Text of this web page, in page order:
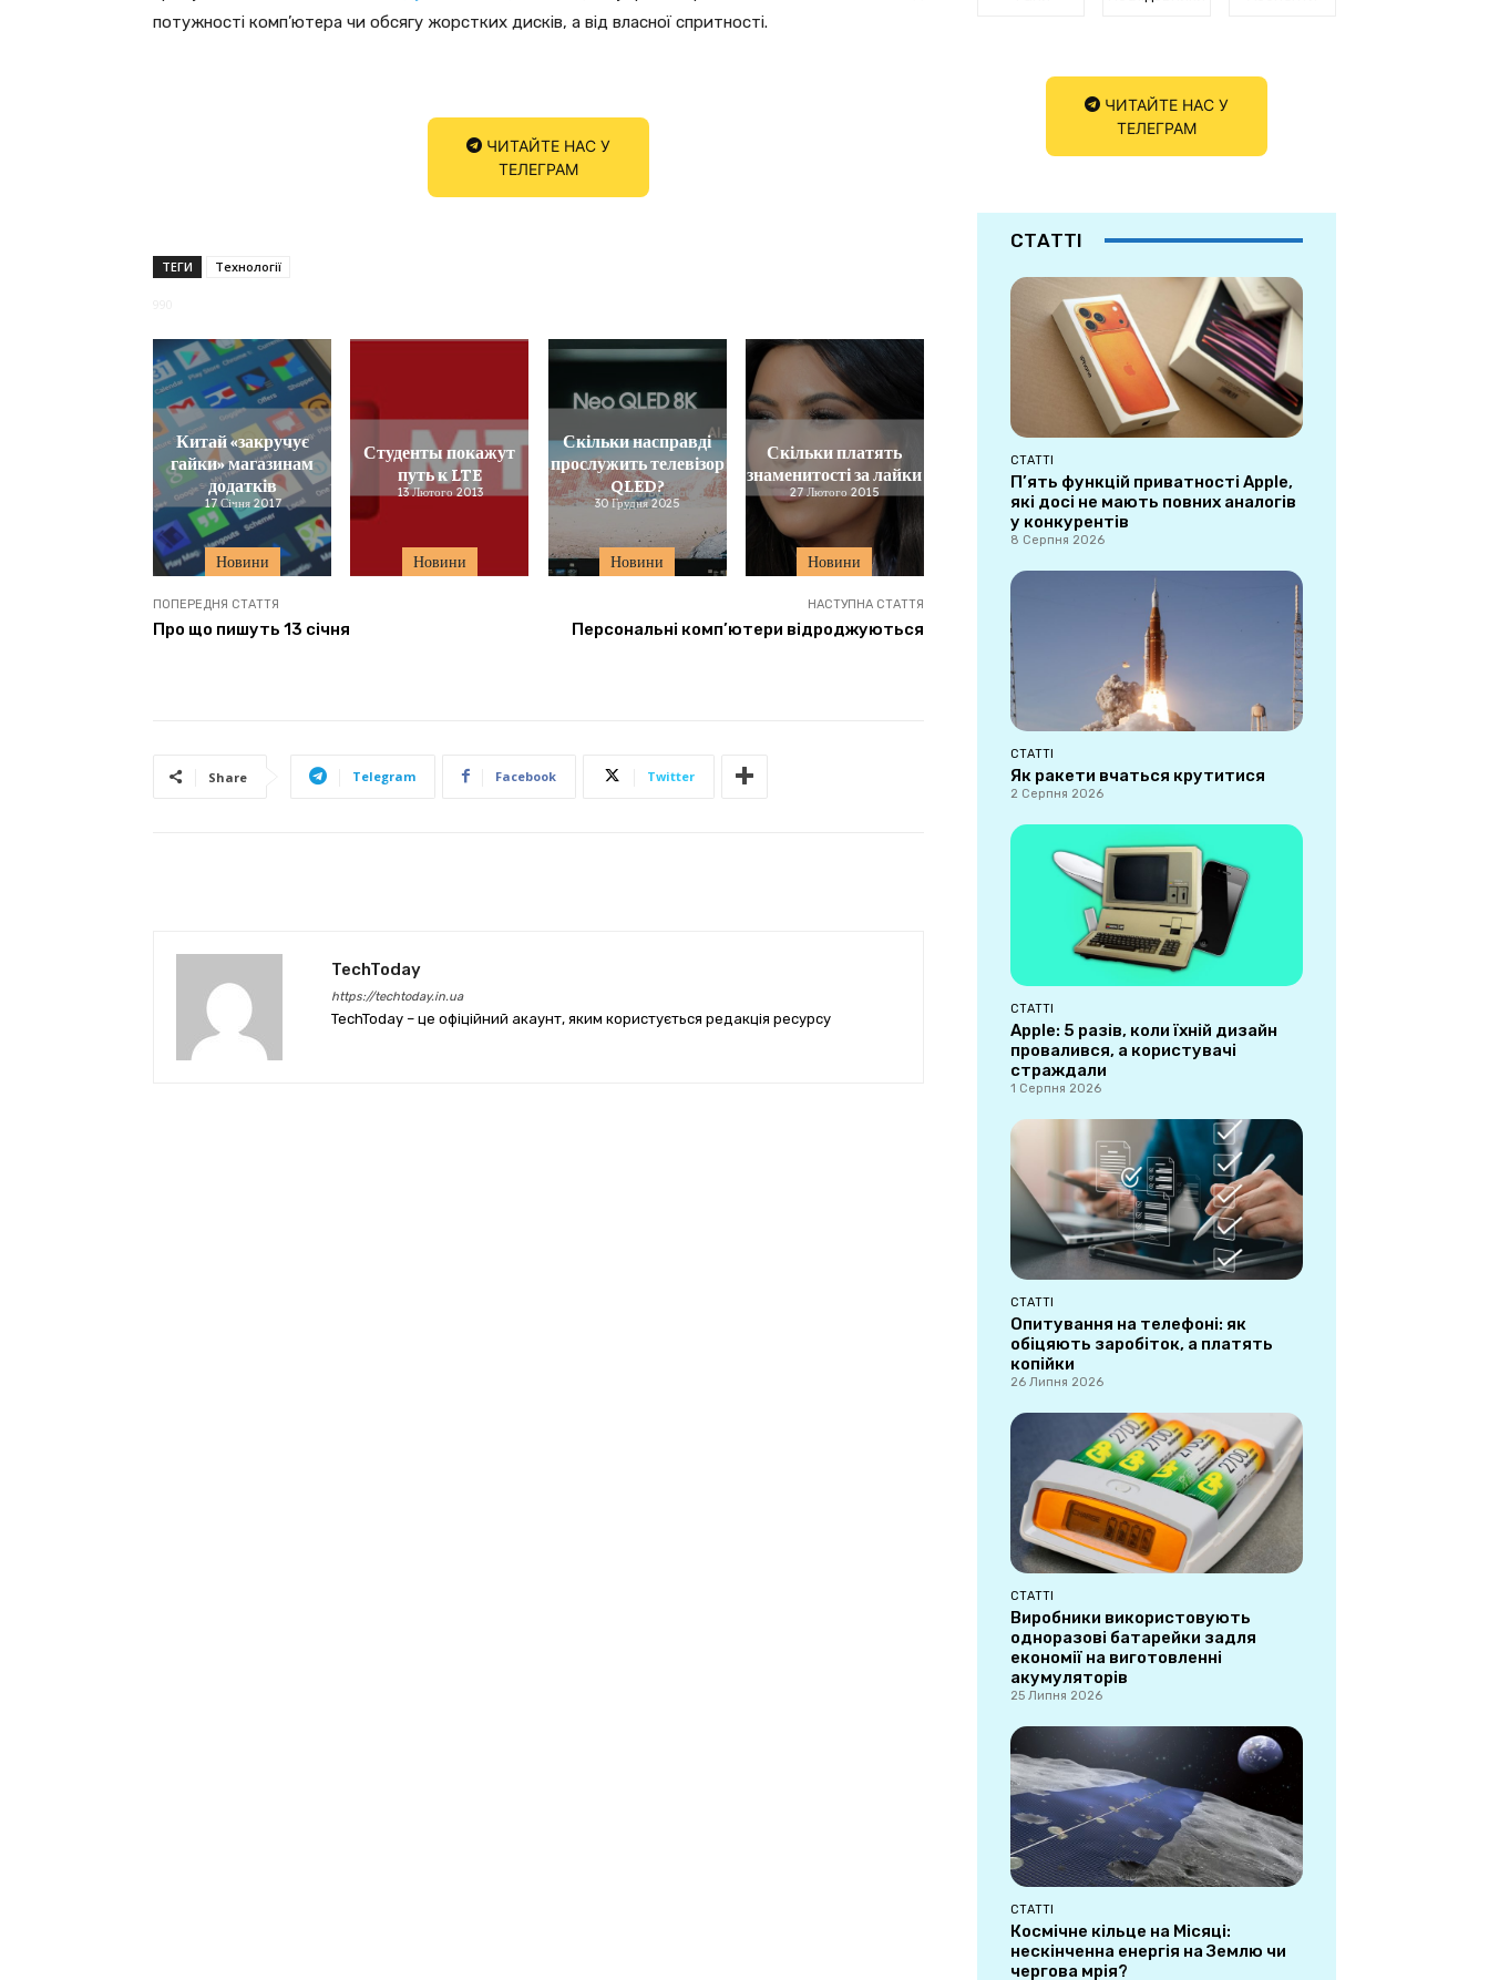
потужності комп’ютера чи обсягу жорстких дисків, а від власної спритності.
ЧИТАЙТЕ НАС У
ТЕЛЕГРАМ
ТЕГИ Технології
Новини
Китай «закручує
гайки» магазинам
додатків
17 Січня 2017
Новини
Студенты покажут
путь к LTE
13 Лютого 2013
Новини
Скільки насправді
прослужить телевізор
QLED?
30 Грудня 2025
Новини
Скільки платять
знаменитості за лайки
27 Лютого 2015
ПОПЕРЕДНЯ СТАТТЯ
Про що пишуть 13 січня
НАСТУПНА СТАТТЯ
Персональні комп’ютери відроджуються
Share Telegram Facebook Twitter
TechToday
https://techtoday.in.ua
TechToday – це офіційний акаунт, яким користується редакція ресурсу
ЧИТАЙТЕ НАС У
ТЕЛЕГРАМ
СТАТТІ
СТАТТІ
П’ять функцій приватності Apple,
які досі не мають повних аналогів
у конкурентів
8 Серпня 2026
СТАТТІ
Як ракети вчаться крутитися
2 Серпня 2026
СТАТТІ
Apple: 5 разів, коли їхній дизайн
провалився, а користувачі
страждали
1 Серпня 2026
СТАТТІ
Опитування на телефоні: як
обіцяють заробіток, а платять
копійки
26 Липня 2026
СТАТТІ
Виробники використовують
одноразові батарейки задля
економії на виготовленні
акумуляторів
25 Липня 2026
СТАТТІ
Космічне кільце на Місяці:
нескінченна енергія на Землю чи
чергова мрія?